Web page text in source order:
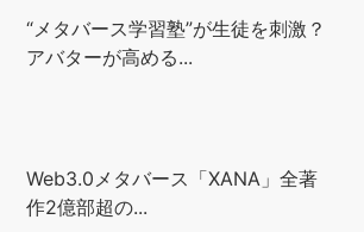
“メタバース学習塾”が生徒を刺激？
アバターが高める...
Web3.0メタバース「XANA」全著
作2億部超の...